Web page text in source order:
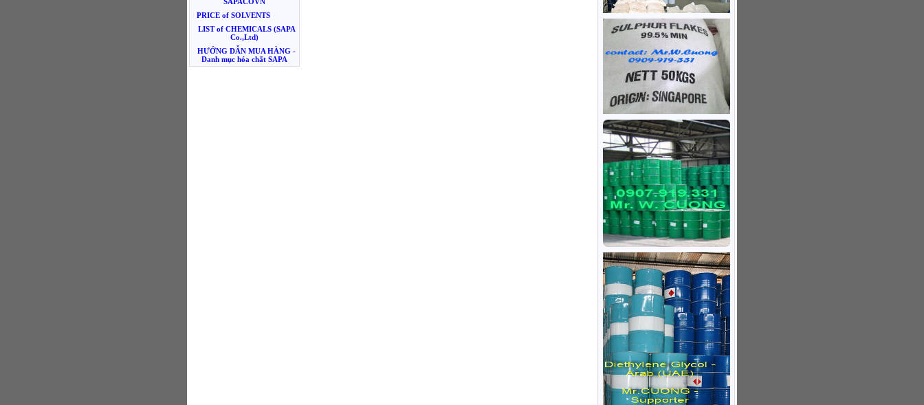
PRICE of SOLVENTS
LIST of CHEMICALS (SAPA
Co.,Ltd)
HƯỚNG DẪN MUA HÀNG -
Danh mục hóa chất SAPA